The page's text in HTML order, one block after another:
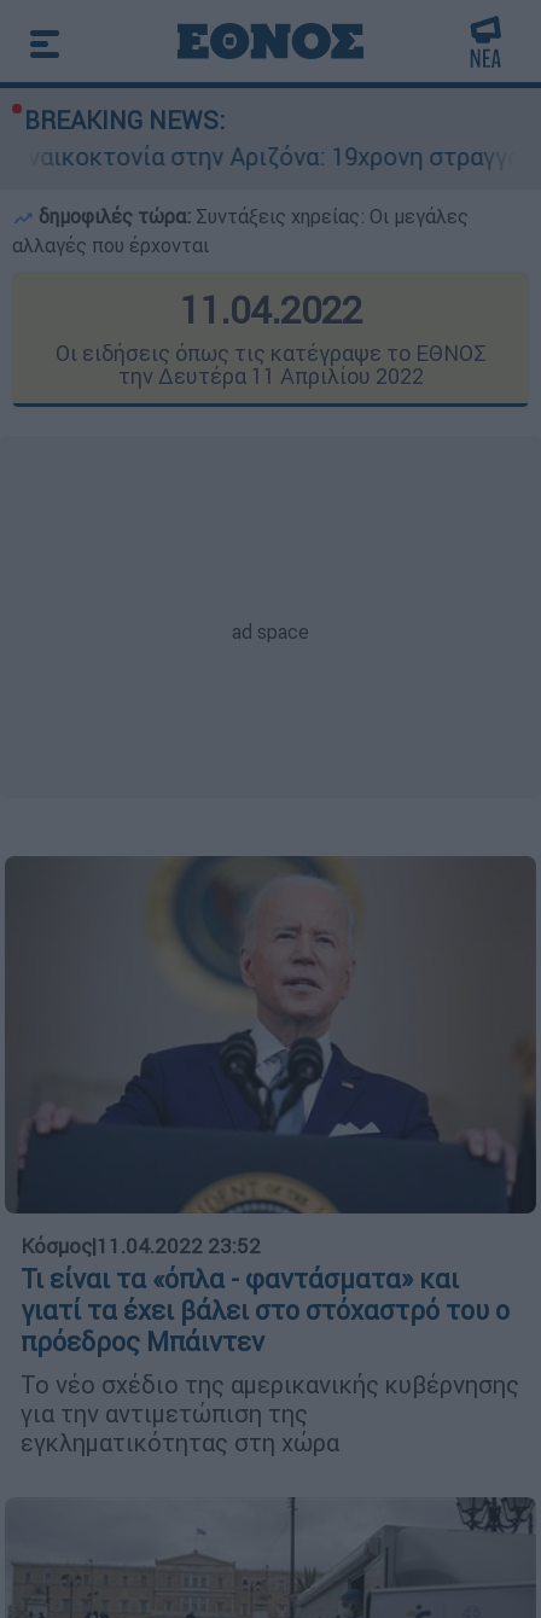
BREAKING NEWS:
Αριζόνα: 19χρονη στραγγαλίστηκε από
δημοφιλές τώρα: Συντάξεις χηρείας: Οι μεγάλες
αλλαγές που έρχονται
11.04.2022
Οι ειδήσεις όπως τις κατέγραψε το ΕΘΝΟΣ
την Δευτέρα 11 Απριλίου 2022
Κόσμος|11.04.2022 23:52
Τι είναι τα «όπλα - φαντάσματα» και
γιατί τα έχει βάλει στο στόχαστρό του ο
πρόεδρος Μπάιντεν
Το νέο σχέδιο της αμερικανικής κυβέρνησης
για την αντιμετώπιση της
εγκληματικότητας στη χώρα